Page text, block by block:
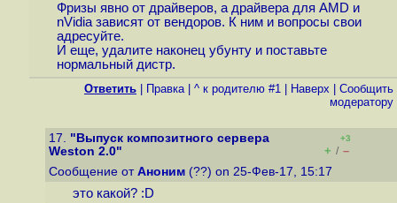
Фризы явно от драйверов, а драйвера для AMD и
nVidia зависят от вендоров. К ним и вопросы свои
адресуйте.
И еще, удалите наконец убунту и поставьте
нормальный дистр.
Ответить Правка| ^ к родителю #1 Наверх
Cообщить
модератору
17. "Выпуск композитного сервера
Weston 2.0"
+3
+ / –
Сообщение от Аноним (??) on 25-Фев-17, 15:17
это какой? :D